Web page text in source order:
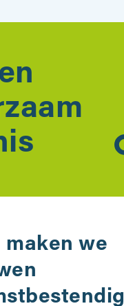
maken we